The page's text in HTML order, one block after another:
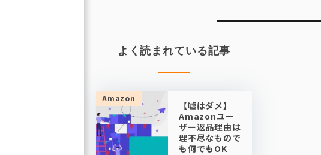
ゲ
シ
よく読まれている記事
Amazon
【嘘はダメ】
Amazonユー
ザー返品理由は
理不尽なもので
も何でもOK